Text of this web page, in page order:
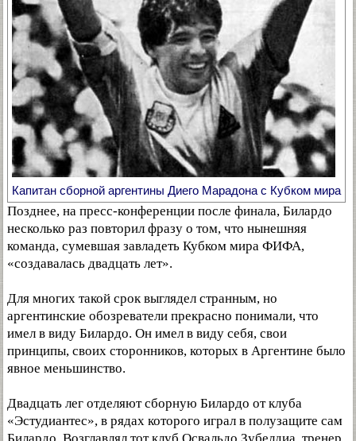
Капитан сборной аргентины Диего Марадона с Кубком мира
Позднее, на пресс-конференции после финала, Билардо
несколько раз повторил фразу о том, что нынешняя
команда, сумевшая завладеть Кубком мира ФИФА,
«создавалась двадцать лет».
Для многих такой срок выглядел странным, но
аргентинские обозреватели прекрасно понимали, что
имел в виду Билардо. Он имел в виду себя, свои
принципы, своих сторонников, которых в Аргентине было
явное меньшинство.
Двадцать лег отделяют сборную Билардо от клуба
«Эстудиантес», в рядах которого играл в полузащите сам